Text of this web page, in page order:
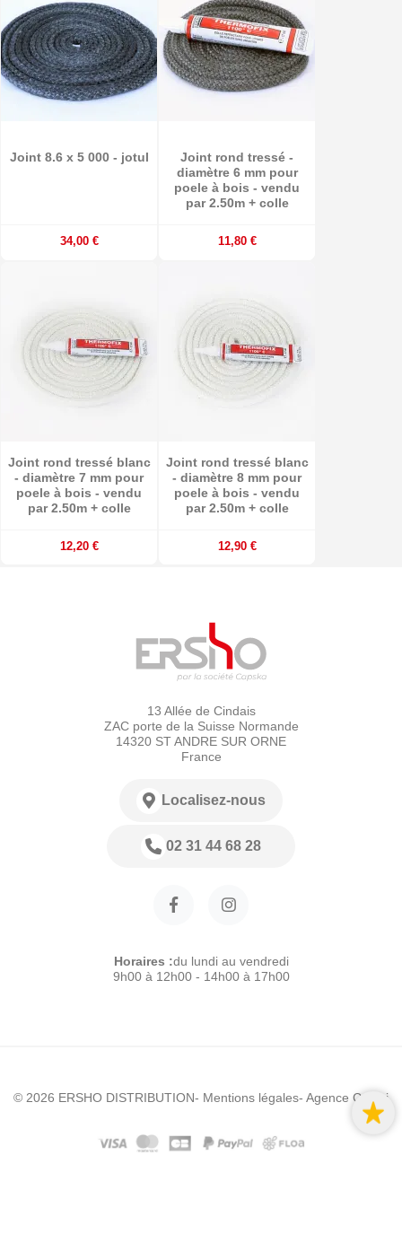
Joint 8.6 x 5 000 - jotul
34,00 €
Joint rond tressé -
diamètre 6 mm pour
poele à bois - vendu
par 2.50m + colle
11,80 €
Joint rond tressé blanc
- diamètre 7 mm pour
poele à bois - vendu
par 2.50m + colle
12,20 €
Joint rond tressé blanc
- diamètre 8 mm pour
poele à bois - vendu
par 2.50m + colle
12,90 €
13 Allée de Cindais
ZAC porte de la Suisse Normande
14320 ST ANDRE SUR ORNE
France
Localisez-nous
02 31 44 68 28
Horaires :du lundi au vendredi
9h00 à 12h00 - 14h00 à 17h00
© 2026 ERSHO DISTRIBUTION- Mentions légales- Agence Colibri